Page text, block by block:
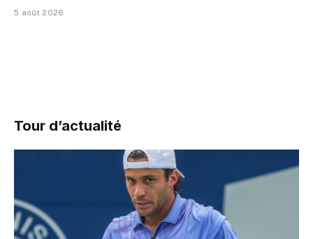
5 août 2026
Tour d’actualité